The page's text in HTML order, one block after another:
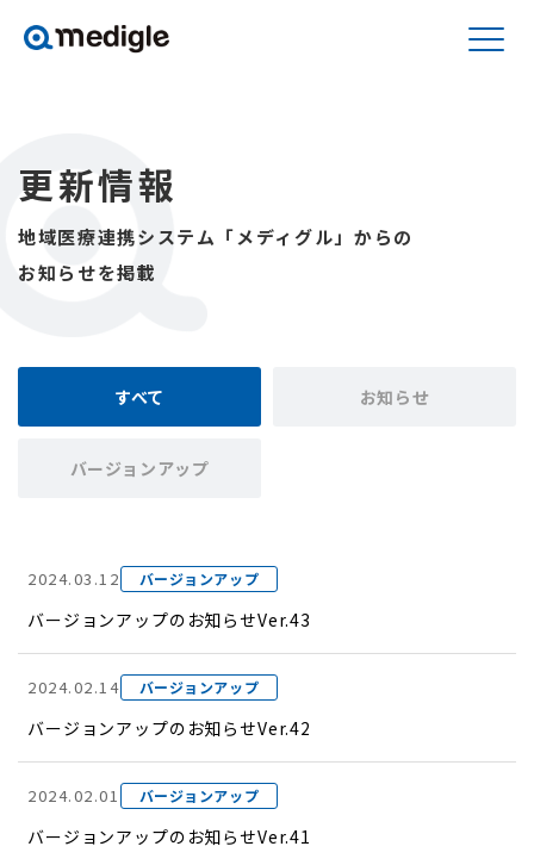
更新情報
地域医療連携システム「メディグル」からの
お知らせを掲載
すべて お知らせ
バージョンアップ
2024.03.12 バージョンアップ
バージョンアップのお知らせVer.43
2024.02.14 バージョンアップ
バージョンアップのお知らせVer.42
2024.02.01 バージョンアップ
バージョンアップのお知らせVer.41